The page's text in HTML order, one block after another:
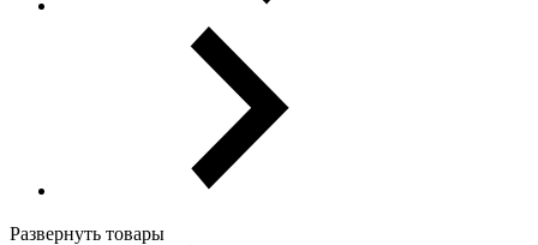
Развернуть товары